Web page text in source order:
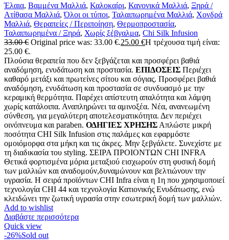
Έλαια, Βαμμένα Μαλλιά, Καλοκαίρι, Κανονικά Μαλλιά, Ξηρά /
Ατίθασα Μαλλιά,Όλοι οι τύποι, Ταλαιπωρημένα Μαλλιά, Χονδρά
Μαλλιά, Θεραπείες / Περιποίηση, Θερμοπροστασία,
Ταλαιπωρημένα / Ξηρά, Χωρίς ξέβγαλμα, Chi Silk Infusion
33.00€ Original price was: 33.00 €.25.00 €Η τρέχουσα τιμή είναι:
25.00 €.
Πλούσια θεραπεία που δεν ξεβγάζεται και προσφέρει βαθιά
αναδόμηση, ενυδάτωση και προστασία. ΕΠΙΔΟΣΕΙΣ Περιέχει
καθαρό μετάξι και πρωτείνες σίτου και σόγιας. Προσφέρει βαθιά
αναδόμηση, ενυδάτωση και προστασία σε συνδυασμό με την
κεραμική θερμότητα. Παρέχει απίστευτη απαλότητα και λάμψη
χωρίς κατάλοιπα. Αναπληρώνει τα αμινοξέα. Νέα, ανανεωμένη
σύνθεση, για μεγαλύτερη αποτελεσματικότητα. Δεν περιέχει
οινόπνευμα και paraben. ΟΔΗΓΙΕΣ ΧΡΗΣΗΣ Απλώστε μικρή
ποσότητα CHI Silk Infusion στις παλάμες και εφαρμόστε
ομοιόμορφα στα μήκη και τις άκρες. Μην ξεβγάλετε. Συνεχίστε με
τη διαδικασία του styling. ΣΕΙΡΑ ΠΡΟΙΟΝΤΩΝ CHI INFRA
Θετικά φορτισμένα μόρια μεταξιού εισχωρούν στη φυσική δομή
των μαλλιών και αναδομούν,δυναμώνουν και βελτιώνουν την
υγρασία. Η σειρά προϊόντων CHI Infra είναι η 1η που χρησιμοποιεί
τεχνολογία CHI 44 και τεχνολογία Κατιονικής Ενυδάτωσης, ενώ
κλειδώνει την ζωτική υγρασία στην εσωτερική δομή των μαλλιών.
Add to wishlist
Διαβάστε περισσότερα
Quick view
-26%Sold out